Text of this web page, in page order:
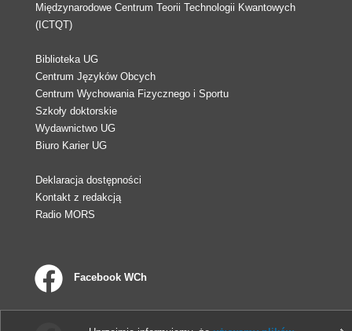
Międzynarodowe Centrum Teorii Technologii Kwantowych
(ICTQT)
Biblioteka UG
Centrum Języków Obcych
Centrum Wychowania Fizycznego i Sportu
Szkoły doktorskie
Wydawnictwo UG
Biuro Karier UG
Deklaracja dostępności
Kontakt z redakcją
Radio MORS
Facebook WCh